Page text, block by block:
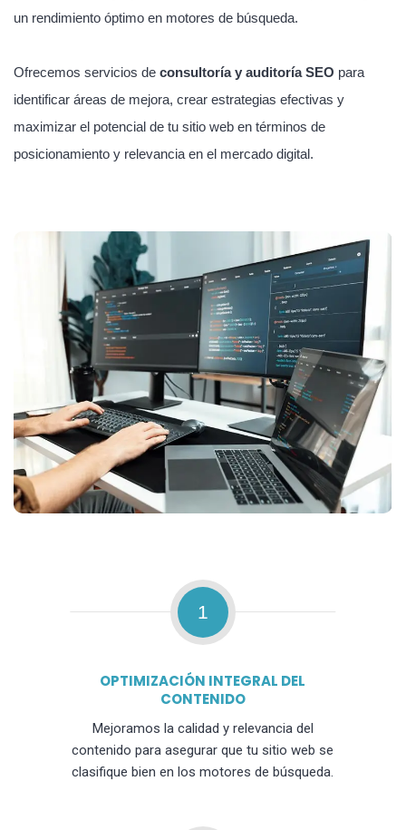
un rendimiento óptimo en motores de búsqueda.
Ofrecemos servicios de consultoría y auditoría SEO para
identificar áreas de mejora, crear estrategias efectivas y
maximizar el potencial de tu sitio web en términos de
posicionamiento y relevancia en el mercado digital.
1
OPTIMIZACIÓN INTEGRAL DEL
CONTENIDO
Mejoramos la calidad y relevancia del
contenido para asegurar que tu sitio web se
clasifique bien en los motores de búsqueda.